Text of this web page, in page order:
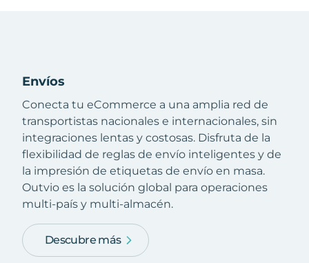
Envíos
Conecta tu eCommerce a una amplia red de
transportistas nacionales e internacionales, sin
integraciones lentas y costosas. Disfruta de la
flexibilidad de reglas de envío inteligentes y de
la impresión de etiquetas de envío en masa.
Outvio es la solución global para operaciones
multi-país y multi-almacén.
Descubre más